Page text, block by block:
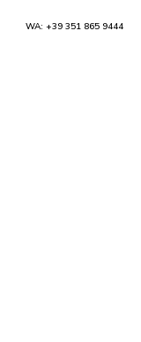
WA: +39 351 865 9444